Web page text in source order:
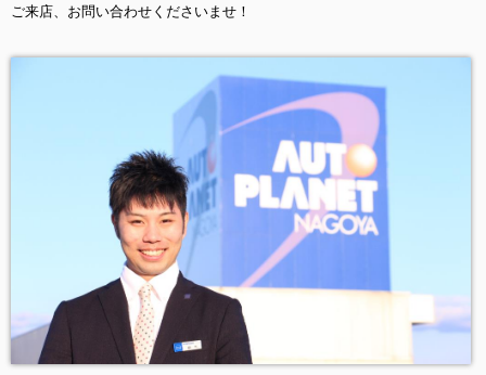
ご来店、お問い合わせくださいませ！